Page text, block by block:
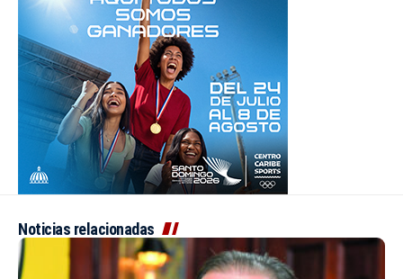
Noticias relacionadas